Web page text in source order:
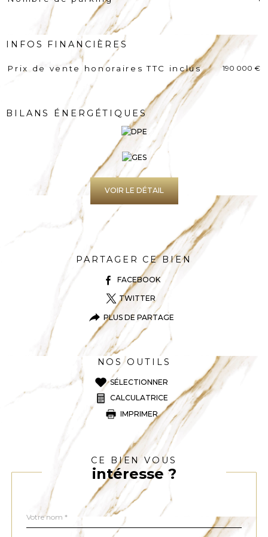
INFOS FINANCIÈRES
Caractéristiques Valeurs
Prix de vente honoraires TTC inclus 190 000 €
BILANS ÉNERGÉTIQUES
VOIR LE DÉTAIL
PARTAGER CE BIEN
FACEBOOK
TWITTER
PLUS DE PARTAGE
NOS OUTILS
SÉLECTIONNER
CALCULATRICE
IMPRIMER
CE BIEN VOUS
intéresse ?
Fieldset
par
Nom
*